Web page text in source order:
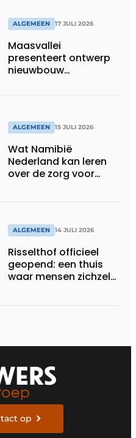
ALGEMEEN 17 JULI 2026
Maasvallei
presenteert ontwerp
nieuwbouw
ALGEMEEN 15 JULI 2026
Wat Namibië
Nederland kan leren
over de zorg voor
ALGEMEEN 14 JULI 2026
Risselthof officieel
geopend: een thuis
waar mensen zichzelf
op